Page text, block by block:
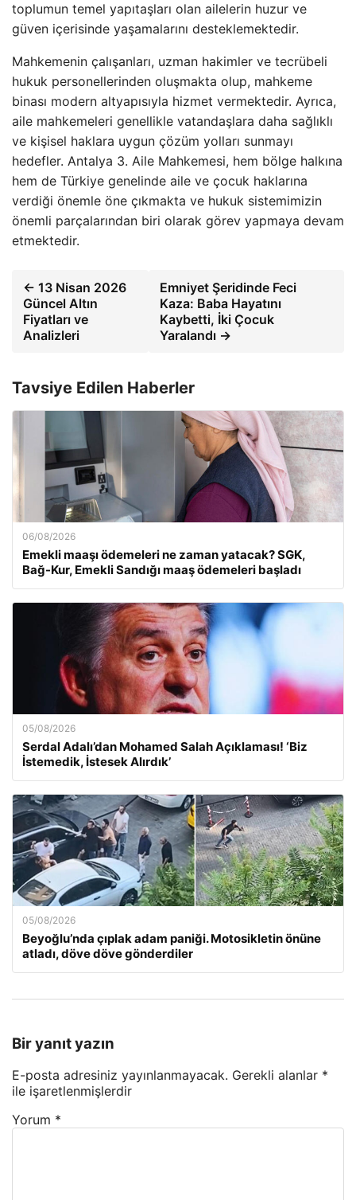
toplumun temel yapıtaşları olan ailelerin huzur ve
güven içerisinde yaşamalarını desteklemektedir.
Mahkemenin çalışanları, uzman hakimler ve tecrübeli
hukuk personellerinden oluşmakta olup, mahkeme
binası modern altyapısıyla hizmet vermektedir. Ayrıca,
aile mahkemeleri genellikle vatandaşlara daha sağlıklı
ve kişisel haklara uygun çözüm yolları sunmayı
hedefler. Antalya 3. Aile Mahkemesi, hem bölge halkına
hem de Türkiye genelinde aile ve çocuk haklarına
verdiği önemle öne çıkmakta ve hukuk sistemimizin
önemli parçalarından biri olarak görev yapmaya devam
etmektedir.
← 13 Nisan 2026
Güncel Altın
Fiyatları ve
Analizleri
Emniyet Şeridinde Feci
Kaza: Baba Hayatını
Kaybetti, İki Çocuk
Yaralandı →
Tavsiye Edilen Haberler
06/08/2026
Emekli maaşı ödemeleri ne zaman yatacak? SGK,
Bağ-Kur, Emekli Sandığı maaş ödemeleri başladı
05/08/2026
Serdal Adalı’dan Mohamed Salah Açıklaması! ‘Biz
İstemedik, İstesek Alırdık’
05/08/2026
Beyoğlu’nda çıplak adam paniği. Motosikletin önüne
atladı, döve döve gönderdiler
Bir yanıt yazın
E-posta adresiniz yayınlanmayacak. Gerekli alanlar *
ile işaretlenmişlerdir
Yorum *